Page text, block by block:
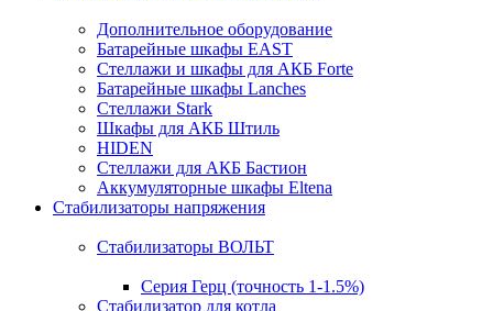
Дополнительное оборудование
Батарейные шкафы EAST
Стеллажи и шкафы для АКБ Forte
Батарейные шкафы Lanches
Стеллажи Stark
Шкафы для АКБ Штиль
HIDEN
Стеллажи для АКБ Бастион
Аккумуляторные шкафы Eltena
Стабилизаторы напряжения
Стабилизаторы ВОЛЬТ
Серия Герц (точность 1-1.5%)
Стабилизатор для котла